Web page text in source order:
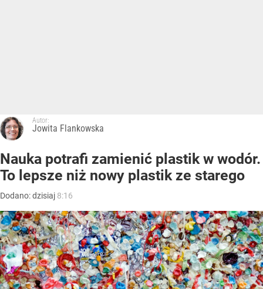
Autor:
Jowita Flankowska
Nauka potrafi zamienić plastik w wodór.
To lepsze niż nowy plastik ze starego
Dodano:dzisiaj 8:16